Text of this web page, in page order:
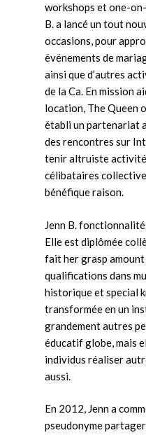
workshops et one-
B. a lancé un tout
occasions, pour
événements de
ainsi que d’autres
de la Ca. En mission
location, The Queen
établi un partenariat
des rencontres sur
tenir altruiste
célibataires
bénéfique raison.
Jenn B.
Elle est diplômée
fait her grasp
qualifications dans
historique et special
transformée en un
grandement autres
éducatif globe, mais
individus réaliser
aussi.
En 2012, Jenn a
pseudonyme